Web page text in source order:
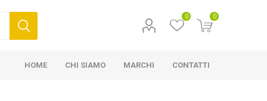
0 0
HOME CHI SIAMO MARCHI CONTATTI